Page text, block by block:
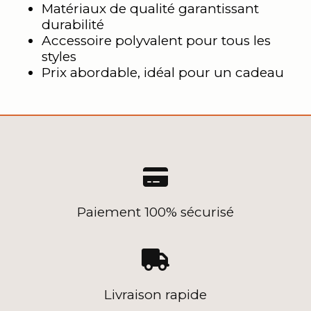
Matériaux de qualité garantissant
durabilité
Accessoire polyvalent pour tous les
styles
Prix abordable, idéal pour un cadeau

Paiement 100% sécurisé

Livraison rapide